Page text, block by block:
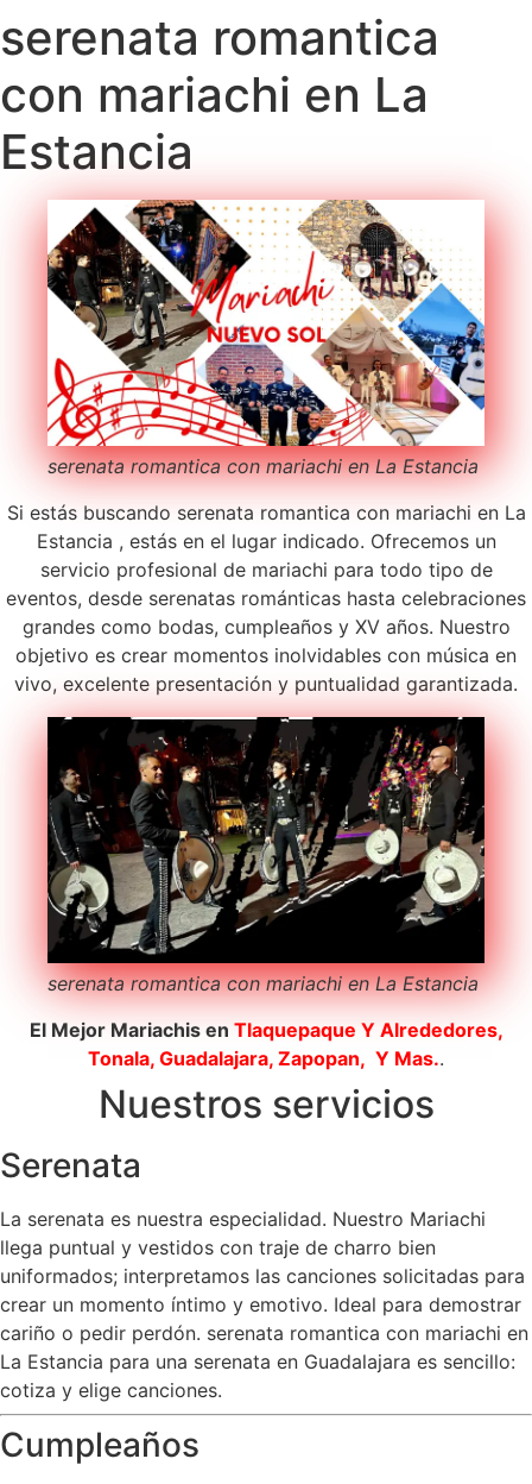
serenata romantica
con mariachi en La
Estancia
serenata romantica con mariachi en La Estancia
Si estás buscando serenata romantica con mariachi en La
Estancia , estás en el lugar indicado. Ofrecemos un
servicio profesional de mariachi para todo tipo de
eventos, desde serenatas románticas hasta celebraciones
grandes como bodas, cumpleaños y XV años. Nuestro
objetivo es crear momentos inolvidables con música en
vivo, excelente presentación y puntualidad garantizada.
serenata romantica con mariachi en La Estancia
El Mejor Mariachis en Tlaquepaque Y Alrededores,
Tonala, Guadalajara, Zapopan, Y Mas..
Nuestros servicios
Serenata
La serenata es nuestra especialidad. Nuestro Mariachi
llega puntual y vestidos con traje de charro bien
uniformados; interpretamos las canciones solicitadas para
crear un momento íntimo y emotivo. Ideal para demostrar
cariño o pedir perdón. serenata romantica con mariachi en
La Estancia para una serenata en Guadalajara es sencillo:
cotiza y elige canciones.
Cumpleaños